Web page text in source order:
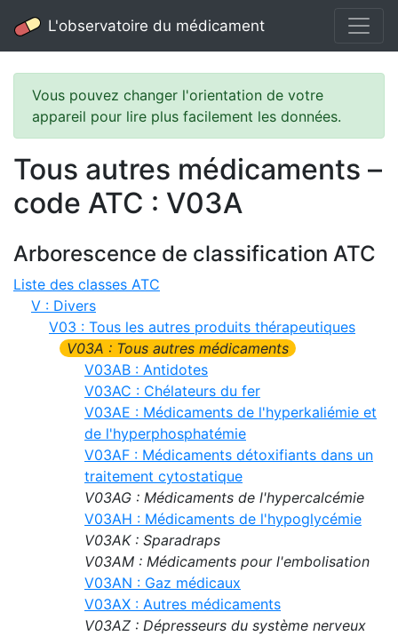
L'observatoire du médicament
Vous pouvez changer l'orientation de votre
appareil pour lire plus facilement les données.
Tous autres médicaments –
code ATC : V03A
Arborescence de classification ATC
Liste des classes ATC
V : Divers
V03 : Tous les autres produits thérapeutiques
V03A : Tous autres médicaments
V03AB : Antidotes
V03AC : Chélateurs du fer
V03AE : Médicaments de l'hyperkaliémie et
de l'hyperphosphatémie
V03AF : Médicaments détoxifiants dans un
traitement cytostatique
V03AG : Médicaments de l'hypercalcémie
V03AH : Médicaments de l'hypoglycémie
V03AK : Sparadraps
V03AM : Médicaments pour l'embolisation
V03AN : Gaz médicaux
V03AX : Autres médicaments
V03AZ : Dépresseurs du système nerveux